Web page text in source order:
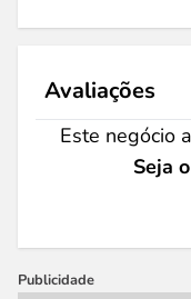
Avaliações
Este negócio
Seja
Publicidade